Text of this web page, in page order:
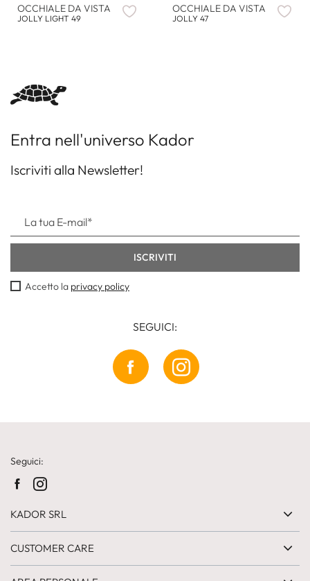
OCCHIALE DA VISTA
JOLLY LIGHT 49
OCCHIALE DA VISTA
JOLLY 47
Entra nell'universo Kador
Iscriviti alla Newsletter!
Accetto la privacy policy
SEGUICI:
Seguici:
KADOR SRL
CUSTOMER CARE